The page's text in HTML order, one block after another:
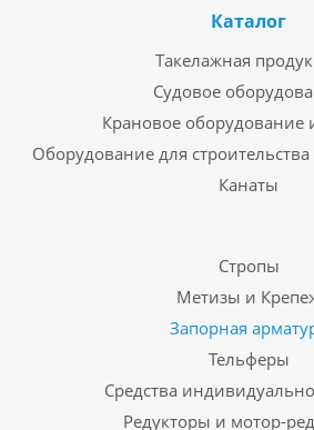
Каталог
Такелажная
Судовое
Крановое оборудование
Оборудование для
Канаты
Стропы
Метизы и
Запорная
Тельферы
Средства
Редукторы и мотор-